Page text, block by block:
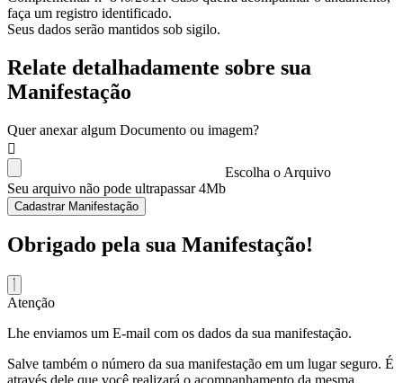
faça um registro identificado.
Seus dados serão mantidos sob sigilo.
Relate detalhadamente sobre sua
Manifestação
Quer anexar algum Documento ou imagem?
Escolha o Arquivo
Seu arquivo não pode ultrapassar 4Mb
Cadastrar Manifestação
Obrigado pela sua Manifestação!
Atenção
Lhe enviamos um E-mail com os dados da sua manifestação.
Salve também o número da sua manifestação em um lugar seguro. É